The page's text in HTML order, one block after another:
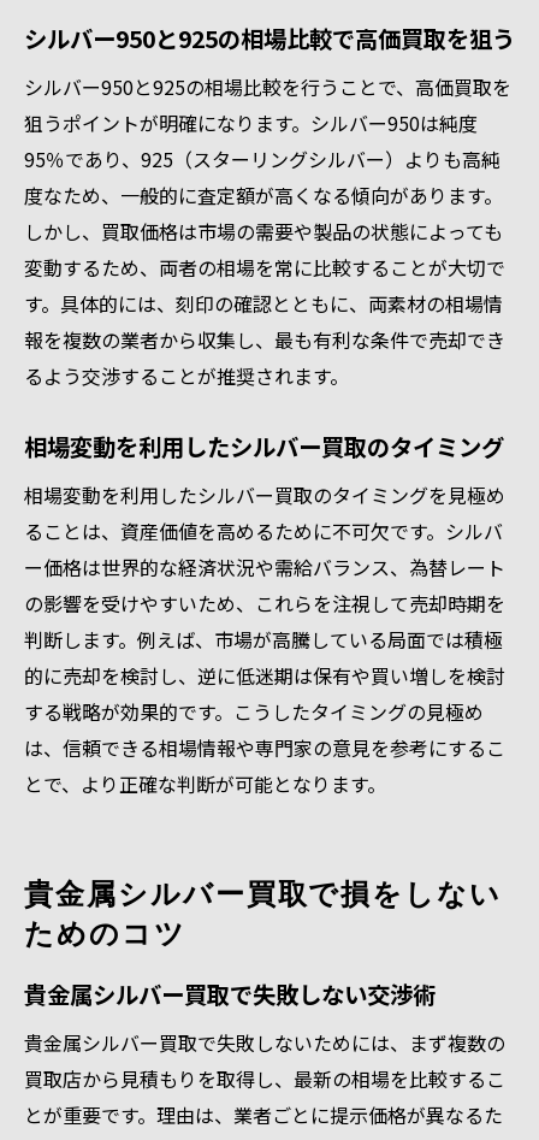
シルバー950と925の相場比較で高価買取を狙う
シルバー950と925の相場比較を行うことで、高価買取を
狙うポイントが明確になります。シルバー950は純度
95％であり、925（スターリングシルバー）よりも高純
度なため、一般的に査定額が高くなる傾向があります。
しかし、買取価格は市場の需要や製品の状態によっても
変動するため、両者の相場を常に比較することが大切で
す。具体的には、刻印の確認とともに、両素材の相場情
報を複数の業者から収集し、最も有利な条件で売却でき
るよう交渉することが推奨されます。
相場変動を利用したシルバー買取のタイミング
相場変動を利用したシルバー買取のタイミングを見極め
ることは、資産価値を高めるために不可欠です。シルバ
ー価格は世界的な経済状況や需給バランス、為替レート
の影響を受けやすいため、これらを注視して売却時期を
判断します。例えば、市場が高騰している局面では積極
的に売却を検討し、逆に低迷期は保有や買い増しを検討
する戦略が効果的です。こうしたタイミングの見極め
は、信頼できる相場情報や専門家の意見を参考にするこ
とで、より正確な判断が可能となります。
貴金属シルバー買取で損をしない
ためのコツ
貴金属シルバー買取で失敗しない交渉術
貴金属シルバー買取で失敗しないためには、まず複数の
買取店から見積もりを取得し、最新の相場を比較するこ
とが重要です。理由は、業者ごとに提示価格が異なるた